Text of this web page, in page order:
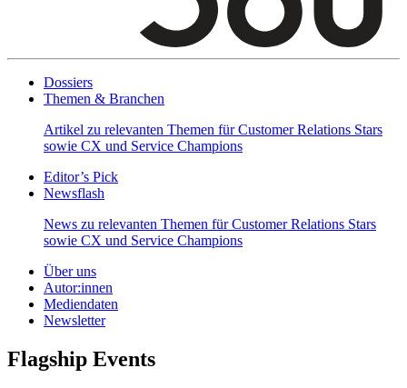
Dossiers
Themen & Branchen
Artikel zu relevanten Themen für Customer Relations Stars
sowie CX und Service Champions
Editor’s Pick
Newsflash
News zu relevanten Themen für Customer Relations Stars
sowie CX und Service Champions
Über uns
Autor:innen
Mediendaten
Newsletter
Flagship Events